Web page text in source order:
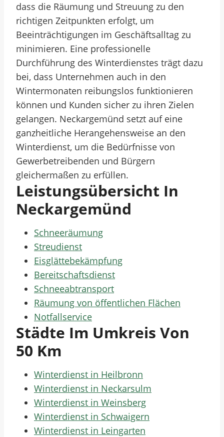
dass die Räumung und Streuung zu den
richtigen Zeitpunkten erfolgt, um
Beeinträchtigungen im Geschäftsalltag zu
minimieren. Eine professionelle
Durchführung des Winterdienstes trägt dazu
bei, dass Unternehmen auch in den
Wintermonaten reibungslos funktionieren
können und Kunden sicher zu ihren Zielen
gelangen. Neckargemünd setzt auf eine
ganzheitliche Herangehensweise an den
Winterdienst, um die Bedürfnisse von
Gewerbetreibenden und Bürgern
gleichermaßen zu erfüllen.
Leistungsübersicht In
Neckargemünd
Schneeräumung
Streudienst
Eisglättebekämpfung
Bereitschaftsdienst
Schneeabtransport
Räumung von öffentlichen Flächen
Notfallservice
Städte Im Umkreis Von
50 Km
Winterdienst in Heilbronn
Winterdienst in Neckarsulm
Winterdienst in Weinsberg
Winterdienst in Schwaigern
Winterdienst in Leingarten